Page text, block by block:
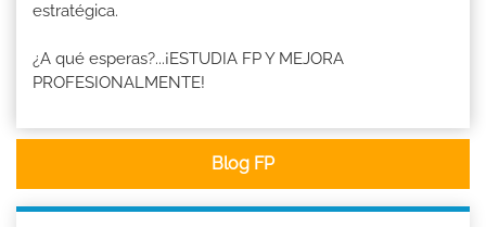
estratégica.
¿A qué esperas?...¡ESTUDIA FP Y MEJORA
PROFESIONALMENTE!
Blog FP